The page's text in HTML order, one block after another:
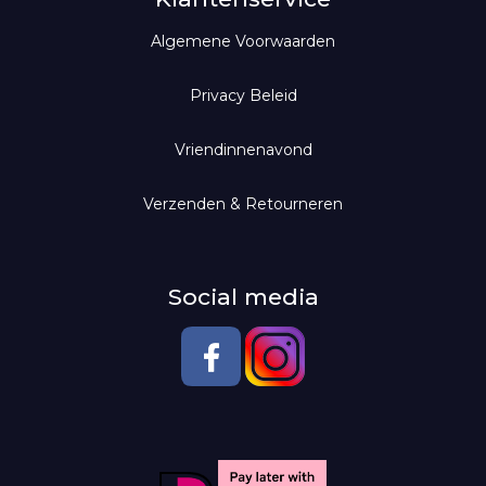
Geurdiffusers
Geurolie voor diffuser
Scentlamp
Broeken
Leggings
Jassen
Algemene Voorwaarden
Privacy Beleid
Vriendinnenavond
Verzenden & Retourneren
Social media